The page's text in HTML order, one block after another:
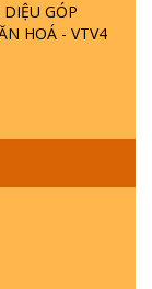
GÓP
HOÁ - VTV4